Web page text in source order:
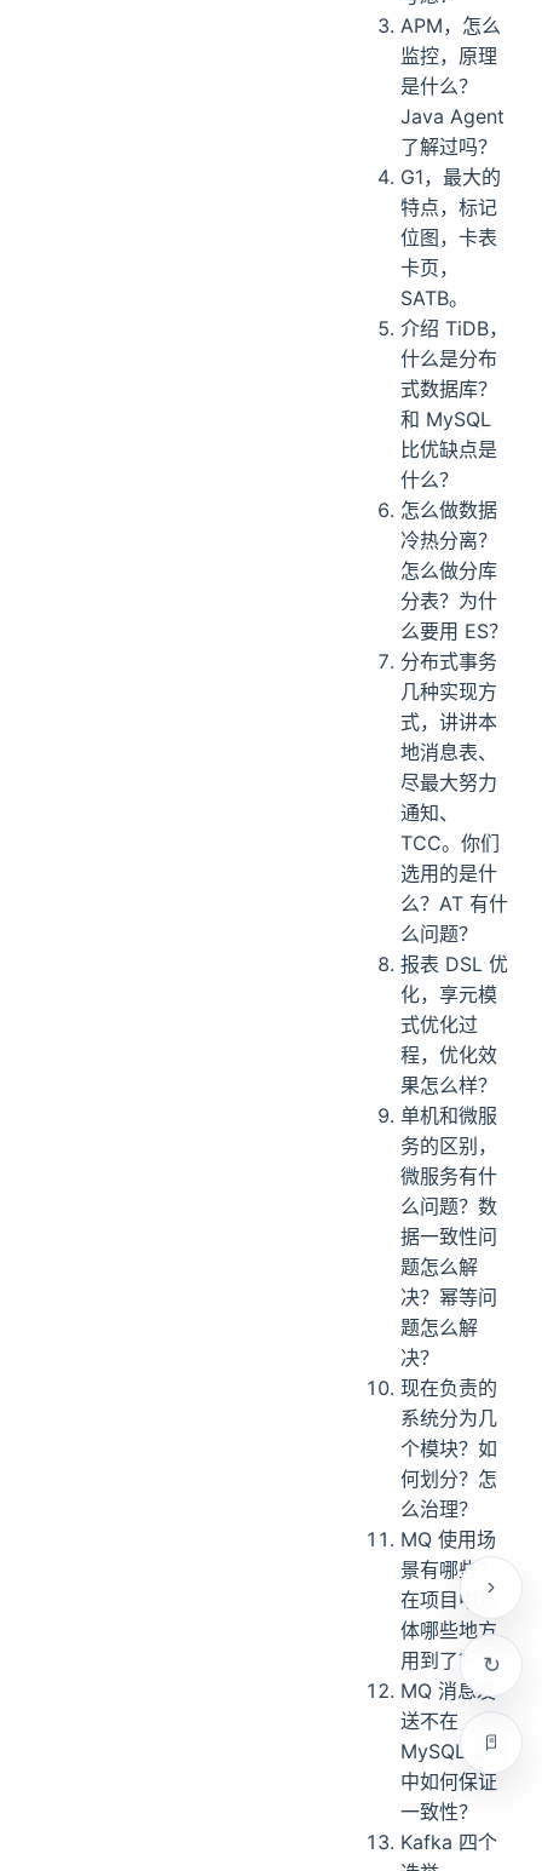
APM，怎么
监控，原理
是什么？
Java Agent
了解过吗？
G1，最大的
特点，标记
位图，卡表
卡页，
SATB。
介绍 TiDB，
什么是分布
式数据库？
和 MySQL
比优缺点是
什么？
怎么做数据
冷热分离？
怎么做分库
分表？为什
么要用 ES？
分布式事务
几种实现方
式，讲讲本
地消息表、
尽最大努力
通知、
TCC。你们
选用的是什
么？AT 有什
么问题？
报表 DSL 优
化，享元模
式优化过
程，优化效
果怎么样？
单机和微服
务的区别，
微服务有什
么问题？数
据一致性问
题怎么解
决？幂等问
题怎么解
决？
现在负责的
系统分为几
个模块？如
何划分？怎
么治理？
MQ 使用场
景有哪些？
在项目中具
体哪些地方
用到了？
MQ 消息发
送不在
MySQL 事务
中如何保证
一致性？
Kafka 四个